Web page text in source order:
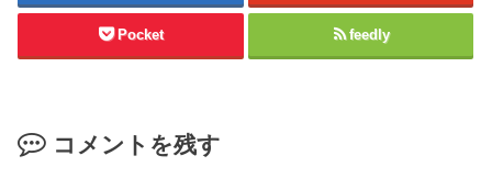
Pocket feedly
コメントを残す